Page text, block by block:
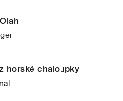
horské chaloupky